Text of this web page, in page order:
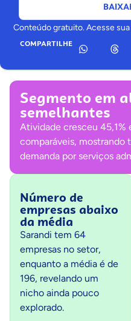
Conteúdo gratuito. Acesse
COMPARTILHE
Segmento em
semelhantes
Atividade cresceu 45,1%
comparáveis, mostrando
demanda por serviços
Número de
empresas abaixo
da média
Sarandi tem 64
empresas no setor,
enquanto a média é de
196, revelando um
nicho ainda pouco
explorado.